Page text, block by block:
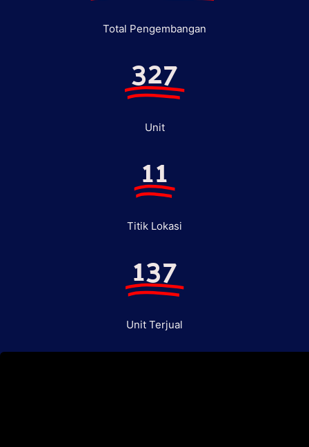
Total Pengembangan
327
Unit
11
Titik Lokasi
137
Unit Terjual